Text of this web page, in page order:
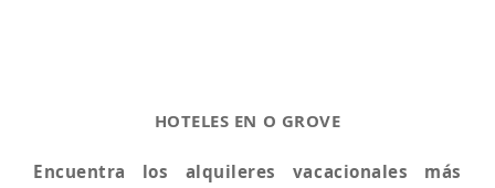
HOTELES EN O GROVE
Encuentra los alquileres vacacionales más